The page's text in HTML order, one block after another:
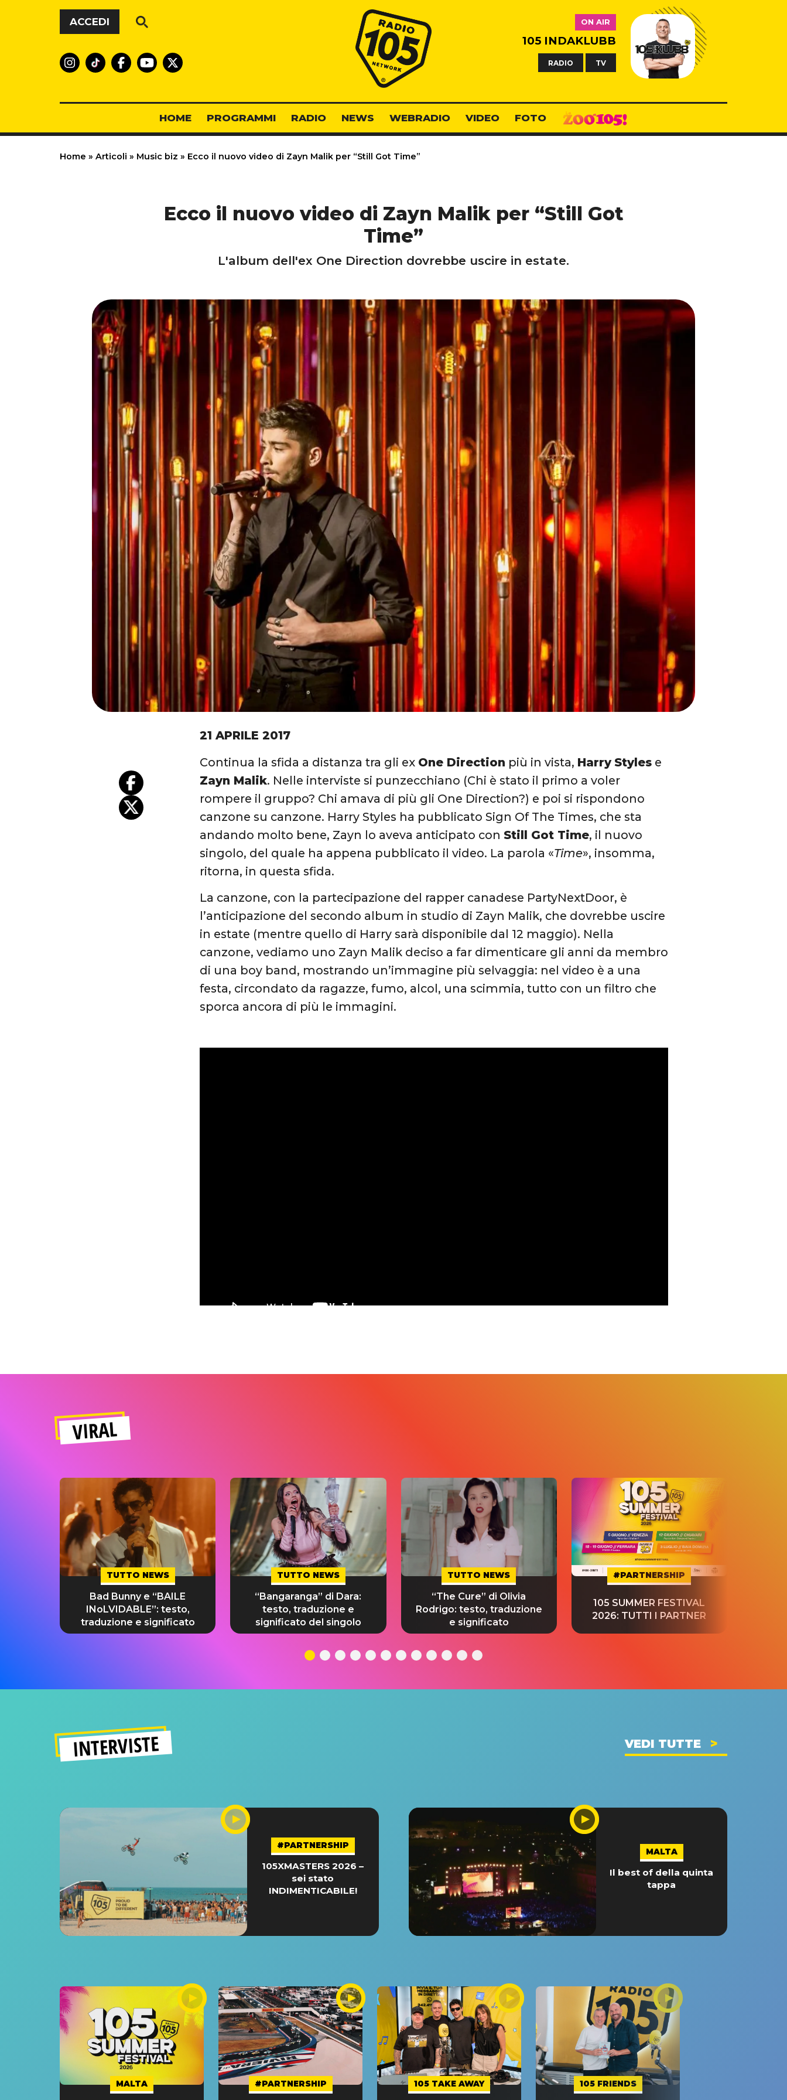
Vai al contenuto
ACCEDI
Radio 105
ON AIR
105 INDAKLUBB
RADIO TV
HOME PROGRAMMI RADIO NEWS WEBRADIO VIDEO FOTO
Home » Articoli » Music biz » Ecco il nuovo video di Zayn Malik per “Still Got Time”
Ecco il nuovo video di Zayn Malik per “Still Got
Time”
L'album dell'ex One Direction dovrebbe uscire in estate.
21 APRILE 2017
Continua la sfida a distanza tra gli ex One Direction più in vista, Harry Styles e
Zayn Malik. Nelle interviste si punzecchiano (Chi è stato il primo a voler
rompere il gruppo? Chi amava di più gli One Direction?) e poi si rispondono
canzone su canzone. Harry Styles ha pubblicato Sign Of The Times, che sta
andando molto bene, Zayn lo aveva anticipato con Still Got Time, il nuovo
singolo, del quale ha appena pubblicato il video. La parola «Time», insomma,
ritorna, in questa sfida.
La canzone, con la partecipazione del rapper canadese PartyNextDoor, è
l’anticipazione del secondo album in studio di Zayn Malik, che dovrebbe uscire
in estate (mentre quello di Harry sarà disponibile dal 12 maggio). Nella
canzone, vediamo uno Zayn Malik deciso a far dimenticare gli anni da membro
di una boy band, mostrando un’immagine più selvaggia: nel video è a una
festa, circondato da ragazze, fumo, alcol, una scimmia, tutto con un filtro che
sporca ancora di più le immagini.
VIRAL
TUTTO NEWS
Bad Bunny e “BAILE
INoLVIDABLE”: testo,
traduzione e significato
TUTTO NEWS
“Bangaranga” di Dara:
testo, traduzione e
significato del singolo
TUTTO NEWS
“The Cure” di Olivia
Rodrigo: testo, traduzione
e significato
#PARTNERSHIP
105 SUMMER FESTIVAL
2026: TUTTI I PARTNER
INTERVISTE VEDI TUTTE
#PARTNERSHIP
105XMASTERS 2026 –
sei stato
INDIMENTICABILE!
MALTA
Il best of della quinta
tappa
MALTA #PARTNERSHIP 105 TAKE AWAY 105 FRIENDS